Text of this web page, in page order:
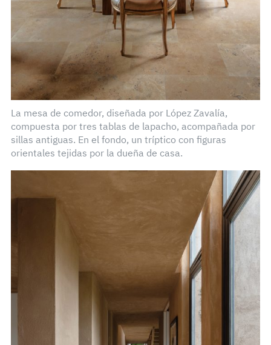
La mesa de comedor, diseñada por López Zavalía,
compuesta por tres tablas de lapacho, acompañada por
sillas antiguas. En el fondo, un tríptico con figuras
orientales tejidas por la dueña de casa.